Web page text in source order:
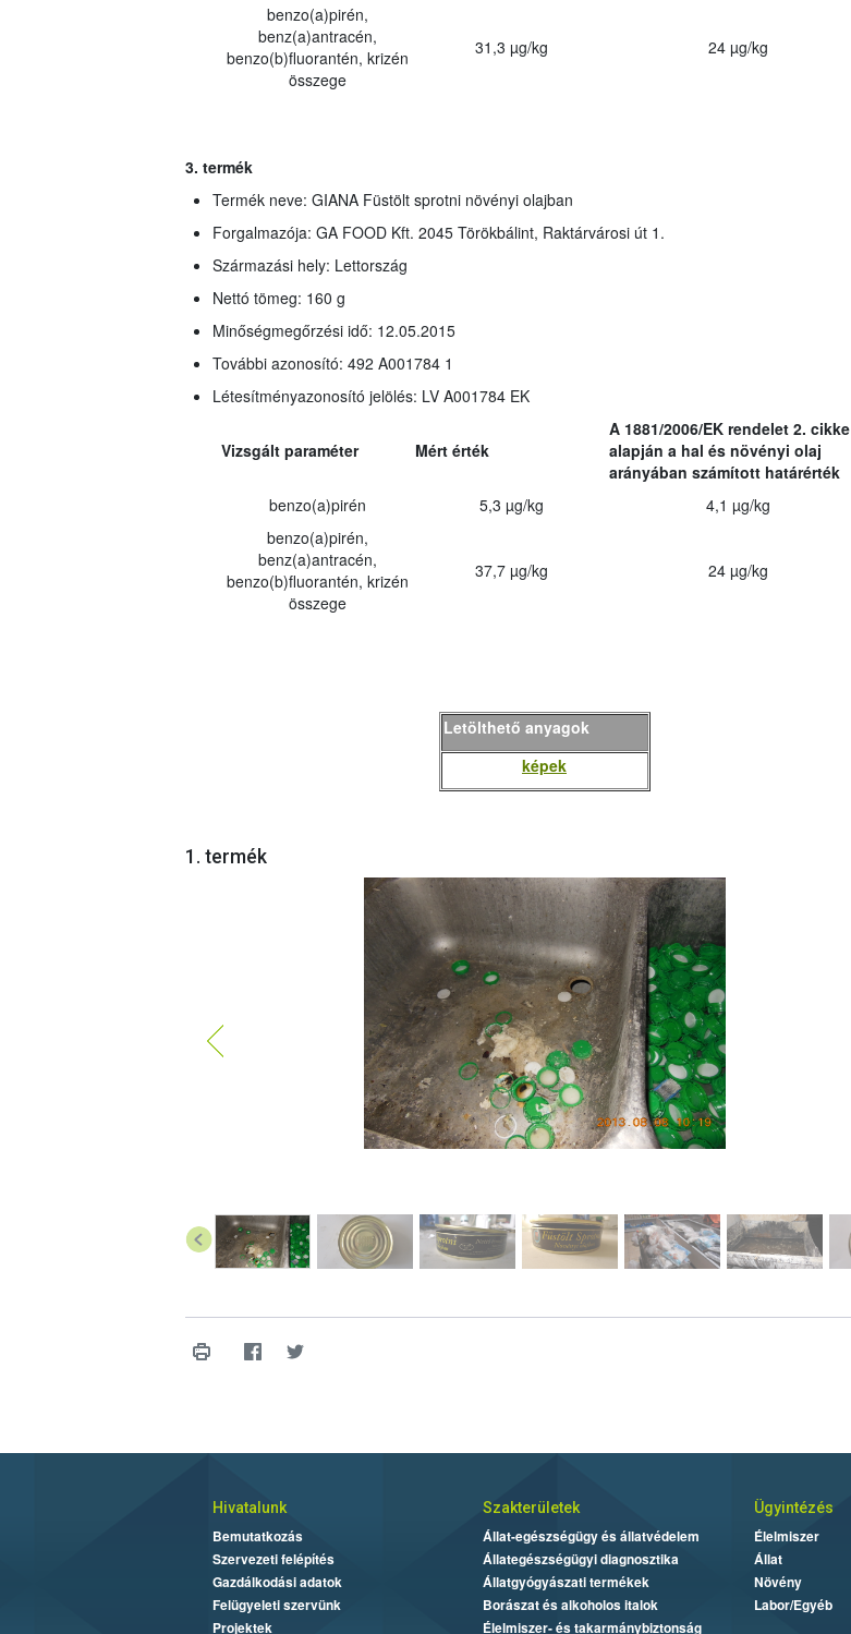
benzo(a)pirén,
benz(a)antracén,
benzo(b)fluorantén, krizén
összege
31,3 µg/kg 24 µg/kg
3. termék
Termék neve: GIANA Füstölt sprotni növényi olajban
Forgalmazója: GA FOOD Kft. 2045 Törökbálint, Raktárvárosi út 1.
Származási hely: Lettország
Nettó tömeg: 160 g
Minőségmegőrzési idő: 12.05.2015
További azonosító: 492 A001784 1
Létesítményazonosító jelölés: LV A001784 EK
Vizsgált paraméter Mért érték
A 1881/2006/EK rendelet 2. cikke
alapján a hal és növényi olaj
arányában számított határérték
benzo(a)pirén
5,3 µg/kg
4,1 µg/kg
benzo(a)pirén,
benz(a)antracén,
benzo(b)fluorantén, krizén
összege
37,7 µg/kg 24 µg/kg
Letölthető anyagok
képek
1. termék
Hivatalunk
Bemutatkozás
Szervezeti felépítés
Gazdálkodási adatok
Felügyeleti szervünk
Projektek
Szakterületek
Állat-egészségügy és állatvédelem
Állategészségügyi diagnosztika
Állatgyógyászati termékek
Borászat és alkoholos italok
Élelmiszer- és takarmánybiztonság
Ügyintézés
Élelmiszer
Állat
Növény
Labor/Egyéb